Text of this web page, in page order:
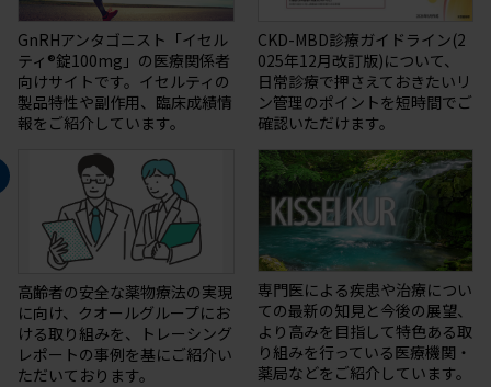
GnRHアンタゴニスト「イセル
ティ®錠100mg」の医療関係者
向けサイトです。イセルティの
製品特性や副作用、臨床成績情
報をご紹介しています。
CKD-MBD診療ガイドライン(2
025年12月改訂版)について、
日常診療で押さえておきたいリ
ン管理のポイントを短時間でご
確認いただけます。
高齢者の安全な薬物療法の実現
に向け、クオールグループにお
ける取り組みを、トレーシング
レポートの事例を基にご紹介い
ただいております。
専門医による疾患や治療につい
ての最新の知⾒と今後の展望、
より⾼みを目指して特⾊ある取
り組みを⾏っている医療機関・
薬局などをご紹介しています。